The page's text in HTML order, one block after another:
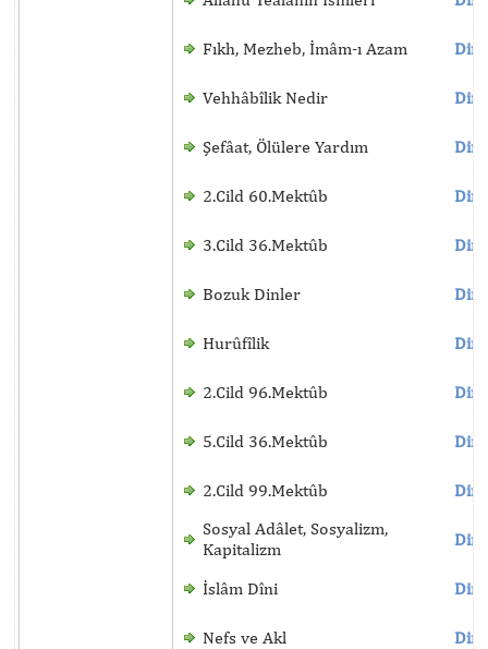
Fıkh, Mezheb, İmâm-ı Azam
Vehhâbîlik Nedir
Şefâat, Ölülere Yardım
2.Cild 60.Mektûb
3.Cild 36.Mektûb
Bozuk Dinler
Hurûfîlik
2.Cild 96.Mektûb
5.Cild 36.Mektûb
2.Cild 99.Mektûb
Sosyal Adâlet, Sosyalizm,
Kapitalizm
İslâm Dîni
Nefs ve Akl